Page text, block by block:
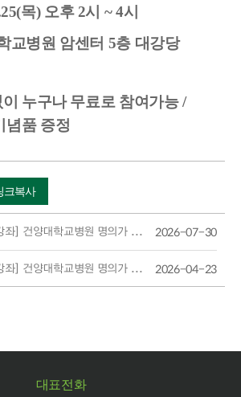
목) 오후 2시 ~ 4시
교병원 암센터 5층 대강당
누구나 무료로 참여가능 /
념품 증정
크복사
[건강강좌] 건양대학교병원 명의가 들려주는 폐암 건강강좌 2026-07-30
[건강강좌] 건양대학교병원 명의가 들려주는 부인암 건강강좌 2026-04-23
대표전화